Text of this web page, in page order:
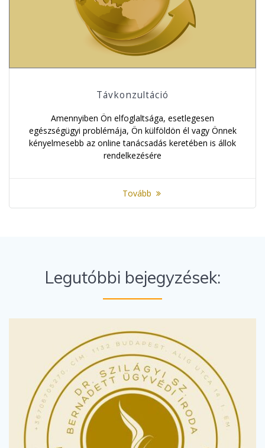
Távkonzultáció
Amennyiben Ön elfoglaltsága, esetlegesen
egészségügyi problémája, Ön külföldön él vagy Önnek
kényelmesebb az online tanácsadás keretében is állok
rendelkezésére
Tovább
Legutóbbi bejegyzések: